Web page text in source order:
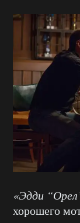
«Эдди
хорошего